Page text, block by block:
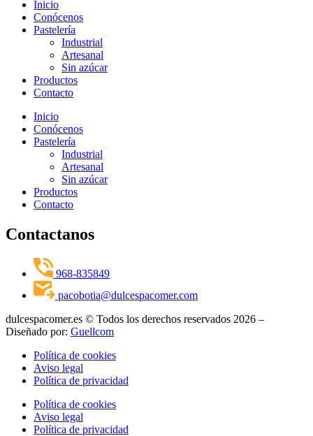
Inicio
Conócenos
Pastelería
Industrial
Artesanal
Sin azúcar
Productos
Contacto
Inicio
Conócenos
Pastelería
Industrial
Artesanal
Sin azúcar
Productos
Contacto
Contactanos
968-835849
pacobotia@dulcespacomer.com
dulcespacomer.es © Todos los derechos reservados 2026 –
Diseñado por: Guellcom
Política de cookies
Aviso legal
Política de privacidad
Política de cookies
Aviso legal
Política de privacidad